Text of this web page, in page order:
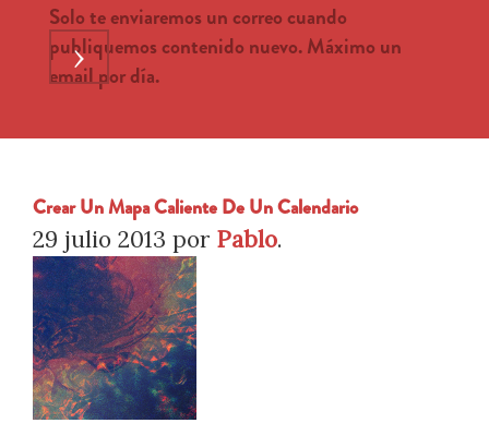
Solo te enviaremos un correo cuando
publiquemos contenido nuevo. Máximo un
email por día.
›
Crear Un Mapa Caliente De Un Calendario
29 julio 2013 por Pablo.